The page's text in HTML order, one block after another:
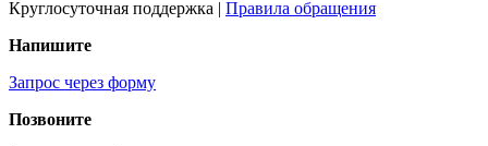
Круглосуточная поддержка | Правила обращения
Напишите
Запрос через форму
Позвоните